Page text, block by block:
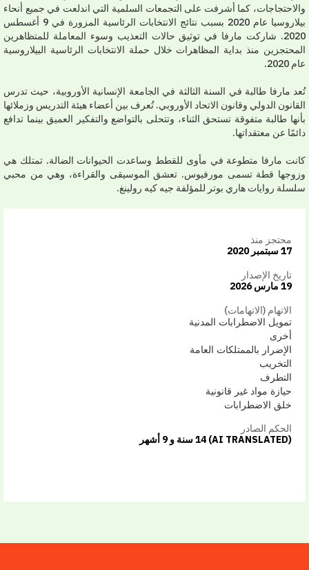
كما أشرفت على التجمعات السلمية التي اندلعت في جميع أنحاء
بيلاروسيا عام 2020 بسبب نتائج الانتخابات الرئاسية المزورة في 9 أغسطس
2020. شاركت مارفا في توثيق حالات التعذيب وسوء المعاملة للمتظاهرين
منذ بداية المظاهرات خلال حملة الانتخابات الرئاسية البيلاروسية
مارفا طالبة في السنة الثالثة في الجامعة الإنسانية الأوروبية، حيث تدرس
الدولي وقانون الاتحاد الأوروبي. تُعرف بين أعضاء هيئة التدريس وزملائها
طالبة متفوقة تستحق الثناء، وتتحلى بالتواضع والتفكير العميق بينما تدافع
عن معتقداتها.
مارفا متطوعة في مأوى للقطط وساعدت الحيوانات الضالة. تمتلك هي
قطة تسمى مورفيوس. تعشق الموسيقى والقراءة، وهي من محبي
روايات هاري بوتر للمؤلفة جيه كيه رولينغ.
محتجز منذ
17 سبتمبر 2020
تاريخ الإصدار
19 مارس 2026
الاتهام (الاتهامات)
تمويل الاضطرابات المدنية
أخرى
الإضرار بالممتلكات العامة
التخريب
التطرف
حيازة مواد غير قانونية
خلق الاضطرابات
الحكم الصادر